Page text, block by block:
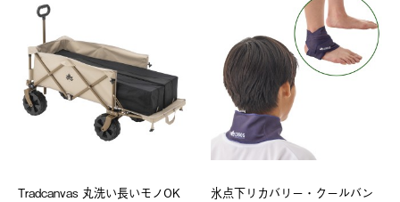
Tradcanvas 丸洗い長いモノOK
氷点下リカバリー・クールバン